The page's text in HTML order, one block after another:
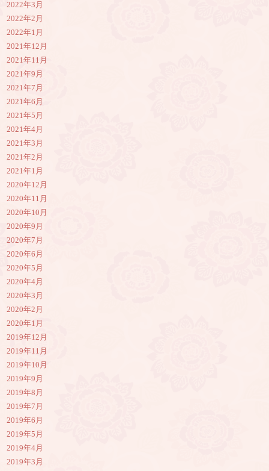
2022年3月
2022年2月
2022年1月
2021年12月
2021年11月
2021年9月
2021年7月
2021年6月
2021年5月
2021年4月
2021年3月
2021年2月
2021年1月
2020年12月
2020年11月
2020年10月
2020年9月
2020年7月
2020年6月
2020年5月
2020年4月
2020年3月
2020年2月
2020年1月
2019年12月
2019年11月
2019年10月
2019年9月
2019年8月
2019年7月
2019年6月
2019年5月
2019年4月
2019年3月